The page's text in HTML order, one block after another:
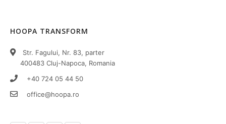
HOOPA TRANSFORM
Str. Fagului, Nr. 83, parter
400483 Cluj-Napoca, Romania
+40 724 05 44 50
office@hoopa.ro